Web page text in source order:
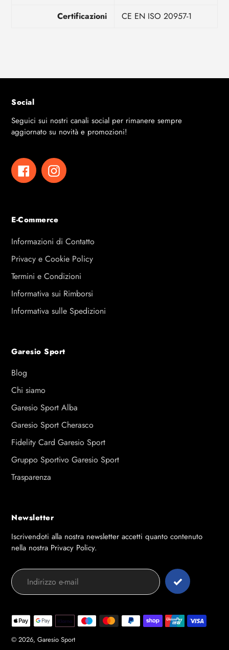
Certificazioni
CE EN ISO 20957-1
Social
Seguici sui nostri canali social per rimanere sempre
aggiornato su novità e promozioni!
FacebookInstagram
E-Commerce
Informazioni di Contatto
Privacy e Cookie Policy
Termini e Condizioni
Informativa sui Rimborsi
Informativa sulle Spedizioni
Garesio Sport
Blog
Chi siamo
Garesio Sport Alba
Garesio Sport Cherasco
Fidelity Card Garesio Sport
Gruppo Sportivo Garesio Sport
Trasparenza
Newsletter
Iscrivendoti alla nostra newsletter accetti quanto contenuto
nella nostra Privacy Policy.
© 2026, Garesio Sport
Modalità
di
pagamento